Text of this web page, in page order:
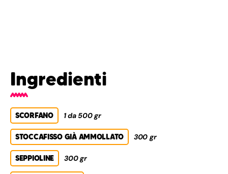
Ingredienti
SCORFANO 1 da 500 gr
STOCCAFISSO GIÀ AMMOLLATO 300 gr
SEPPIOLINE 300 gr